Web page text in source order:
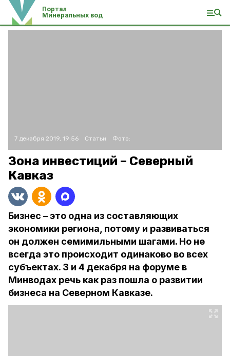
Портал
Минеральных вод
7 декабря 2019, 19:56 Статьи Фото:
Зона инвестиций – Северный
Кавказ
Бизнес – это одна из составляющих
экономики региона, потому и развиваться
он должен семимильными шагами. Но не
всегда это происходит одинаково во всех
субъектах. 3 и 4 декабря на форуме в
Минводах речь как раз пошла о развитии
бизнеса на Северном Кавказе.